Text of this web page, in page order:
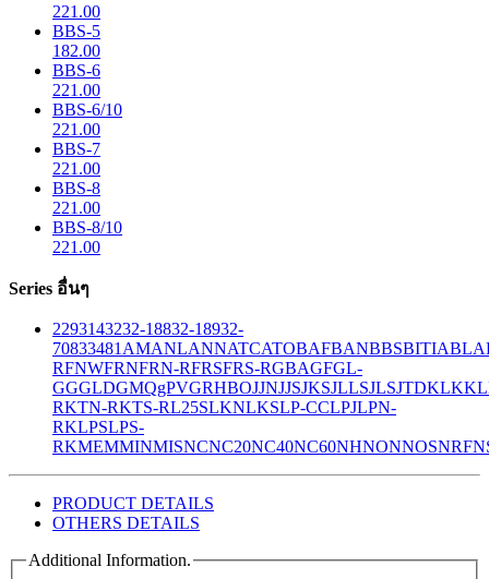
221.00
BBS-5
182.00
BBS-6
221.00
BBS-6/10
221.00
BBS-7
221.00
BBS-8
221.00
BBS-8/10
221.00
Series อื่นๆ
2293143232-18832-18932-
70833481 AMANLANNATCATOBAFBANBBSBITIABLA
RFNWFRNFRN-RFRSFRS-RGBAGFGL-
GGGLDGMQgPVGRHBOJJNJJSJKSJLLSJLSJTDKLK
RKTN-RKTS-RL25SLKNLKSLP-CCLPJLPN-
RKLPSLPS-
RKMEMMINMISNCNC20NC40NC60NHNONNOSNRF
PRODUCT DETAILS
OTHERS DETAILS
Additional Information.